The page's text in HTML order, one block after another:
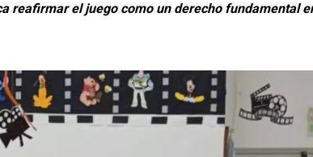
reafirmar el juego como un derecho fundamental